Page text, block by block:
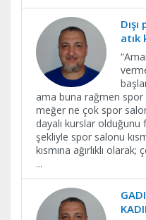
atık
ama buna rağmen spor
meğer ne çok spor
dayalı kurslar
şekliyle spor salonu
kısmına ağırlıklı
...